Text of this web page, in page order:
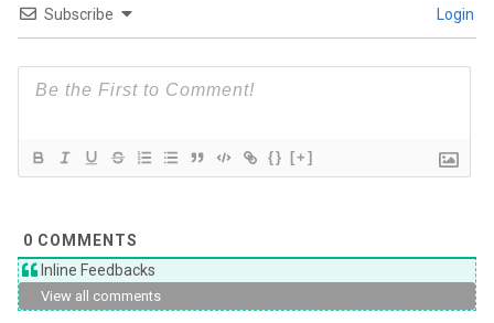
Subscribe Login
{} [+]
0 COMMENTS
Inline Feedbacks
View all comments